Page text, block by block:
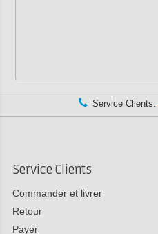
Service Clients:
Service Clients
Commander et livrer
Retour
Payer